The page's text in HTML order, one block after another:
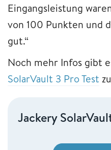
Eingangsleistung
von 100 Punkten und
gut.“
Noch mehr Infos gibt
SolarVault 3 Pro Test
Jackery